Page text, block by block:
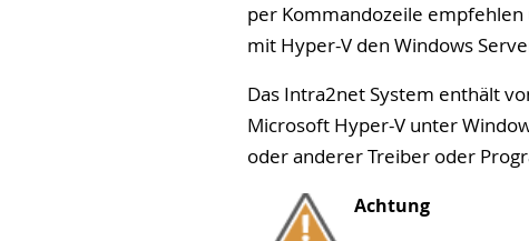
per Kommandozeile
mit Hyper-V den Windows
Das Intra2net System enthält
Microsoft Hyper-V unter
oder anderer Treiber oder
Achtung